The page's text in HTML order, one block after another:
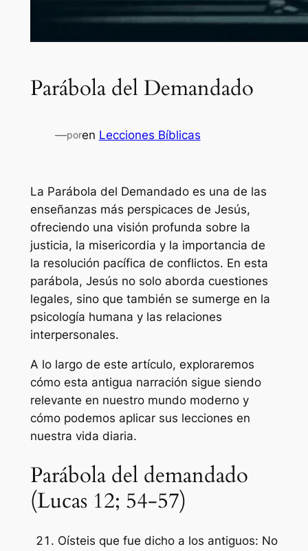
Parábola del Demandado
—poren Lecciones Bíblicas
La Parábola del Demandado es una de las
enseñanzas más perspicaces de Jesús,
ofreciendo una visión profunda sobre la
justicia, la misericordia y la importancia de
la resolución pacífica de conflictos. En esta
parábola, Jesús no solo aborda cuestiones
legales, sino que también se sumerge en la
psicología humana y las relaciones
interpersonales.
A lo largo de este artículo, exploraremos
cómo esta antigua narración sigue siendo
relevante en nuestro mundo moderno y
cómo podemos aplicar sus lecciones en
nuestra vida diaria.
Parábola del demandado
(Lucas 12; 54-57)
Oísteis que fue dicho a los antiguos: No